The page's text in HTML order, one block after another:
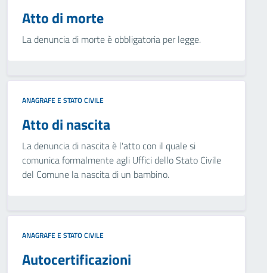
Atto di morte
La denuncia di morte è obbligatoria per legge.
ANAGRAFE E STATO CIVILE
Atto di nascita
La denuncia di nascita è l'atto con il quale si
comunica formalmente agli Uffici dello Stato Civile
del Comune la nascita di un bambino.
ANAGRAFE E STATO CIVILE
Autocertificazioni